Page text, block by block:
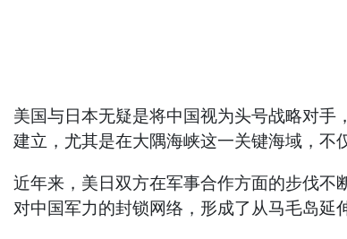
美国与日本无疑是将中国视为头号战略对
建立，尤其是在大隅海峡这一关键海域，不
近年来，美日双方在军事合作方面的步伐
对中国军力的封锁网络，形成了从马毛岛延